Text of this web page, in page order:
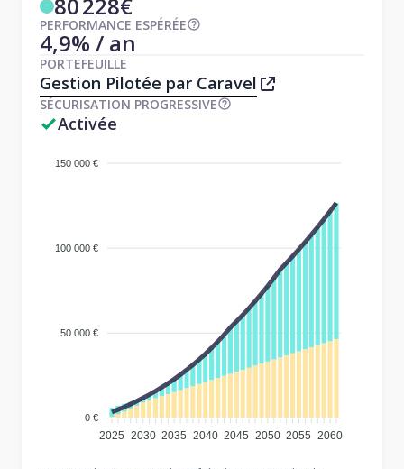
PERFORMANCE ESPÉRÉE
4,9% / an
PORTEFEUILLE
Gestion Pilotée par Caravel
SÉCURISATION PROGRESSIVE
Activée
150 000 €
100 000 €
50 000 €
0 €
2025 2030 2035 2040 2045 2050 2055 2060